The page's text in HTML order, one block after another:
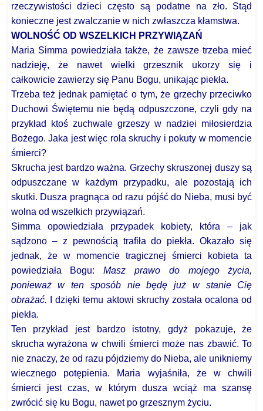
rzeczywistości dzieci często są podatne na zło. Stąd
konieczne jest zwalczanie w nich zwłaszcza kłamstwa.
WOLNOŚĆ OD WSZELKICH PRZYWIĄZAŃ
Maria Simma powiedziała także, że zawsze trzeba mieć
nadzieję, że nawet wielki grzesznik ukorzy się i
całkowicie zawierzy się Panu Bogu, unikając piekła.
Trzeba też jednak pamiętać o tym, że grzechy przeciwko
Duchowi Świętemu nie będą odpuszczone, czyli gdy na
przykład ktoś zuchwale grzeszy w nadziei miłosierdzia
Bożego. Jaka jest więc rola skruchy i pokuty w momencie
śmierci?
Skrucha jest bardzo ważna. Grzechy skruszonej duszy są
odpuszczane w każdym przypadku, ale pozostają ich
skutki. Dusza pragnąca od razu pójść do Nieba, musi być
wolna od wszelkich przywiązań.
Simma opowiedziała przypadek kobiety, która – jak
sądzono – z pewnością trafiła do piekła. Okazało się
jednak, że w momencie tragicznej śmierci kobieta ta
powiedziała Bogu:Masz prawo do mojego życia,
ponieważ w ten sposób nie będę już w stanie Cię
obrażać. I dzięki temu aktowi skruchy została ocalona od
piekła.
Ten przykład jest bardzo istotny, gdyż pokazuje, że
skrucha wyrażona w chwili śmierci może nas zbawić. To
nie znaczy, że od razu pójdziemy do Nieba, ale unikniemy
wiecznego potępienia. Maria wyjaśniła, że w chwili
śmierci jest czas, w którym dusza wciąż ma szansę
zwrócić się ku Bogu, nawet po grzesznym życiu.